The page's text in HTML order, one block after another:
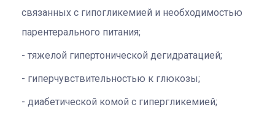
связанных с гипогликемией и необходимостью
парентерального питания;
тяжелой гипертонической дегидратацией;
гиперчувствительностью к глюкозы;
диабетической комой с гипергликемией;